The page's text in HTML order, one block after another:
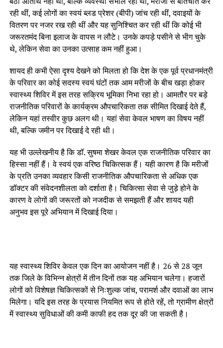
रही थीं, कई लोगों का स्वयं ब्लड प्रेशर (बीपी) जांच रही थीं, दवाइयों के
वितरण पर नजर रख रही थीं और यह सुनिश्चित कर रही थीं कि कोई भी
जरूरतमंद बिना इलाज के वापस न लौटे। उनके कपड़े पसीने से भीग चुके
थे, लेकिन सेवा का उनका उत्साह कम नहीं हुआ।
शायद ही कभी ऐसा दृश्य देखने को मिलता हो कि देश के एक पूर्व प्रधानमंत्री
के परिवार का कोई सदस्य स्वयं घंटों तक आम मरीजों के बीच खड़ा होकर
स्वास्थ्य शिविर में इस तरह सक्रिय भूमिका निभा रहा हो। आमतौर पर बड़े
राजनीतिक परिवारों के कार्यक्रम औपचारिकता तक सीमित दिखाई देते हैं,
लेकिन यहां तस्वीर कुछ अलग थी। यहां सेवा केवल भाषण का विषय नहीं
थी, बल्कि जमीन पर दिखाई दे रही थी।
यह भी उल्लेखनीय है कि डॉ. सुषमा शेखर केवल एक राजनीतिक परिवार का
हिस्सा नहीं हैं। वे स्वयं एक वरिष्ठ चिकित्सक हैं। यही कारण है कि मरीजों
के प्रति उनका व्यवहार किसी राजनीतिक औपचारिकता से अधिक एक
डॉक्टर की संवेदनशीलता को दर्शाता है। चिकित्सा सेवा से जुड़े होने के
कारण वे लोगों की जरूरतों को नजदीक से समझती हैं और शायद यही
अनुभव इस पूरे अभियान में दिखाई दिया।
यह स्वास्थ्य शिविर केवल एक दिन का आयोजन नहीं है। 26 से 28 जून
तक जिले के विभिन्न क्षेत्रों में तीन दिनों तक यह अभियान चलेगा। हजारों
लोगों को विशेषज्ञ चिकित्सकों से निःशुल्क जांच, परामर्श और दवाओं का लाभ
मिलेगा। यदि इस तरह के प्रयास नियमित रूप से होते रहें, तो ग्रामीण क्षेत्रों
में स्वास्थ्य सुविधाओं की कमी काफी हद तक दूर की जा सकती है।